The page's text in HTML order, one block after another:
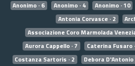
Anonimo · 6
Anonimo · 4 Anonimo · 10
Antonia Corvasce · 2
Associazione Coro Marmolada
Aurora Cappello · 7
Caterina Fusaro
Costanza Sartoris · 2
Debora D'Antonio